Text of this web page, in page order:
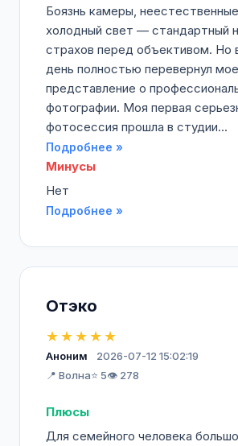
Боязнь камеры,
холодный свет — стандартный
страхов перед объективом. Но
день полностью перевернул мое
представление о
фотографии. Моя первая
фотосессия прошла в студии...
Подробнее »
Минусы
Нет
Подробнее »
Отэко
★★★★★
Аноним
2026-07-12 15:02:19
📍 Волна⭐ 5👁️ 278
Плюсы
Для семейного человека